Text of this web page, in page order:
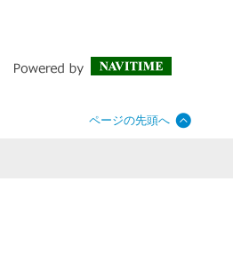
ページの先頭へ